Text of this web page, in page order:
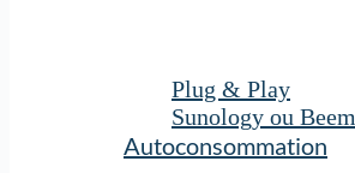
Plug & Play
Sunology ou Beem
Autoconsommation